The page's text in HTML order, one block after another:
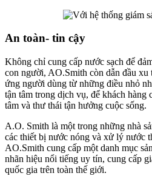
An toàn- tin cậy
Không chỉ cung cấp nước sạch để
con người, AO.Smith còn dẫn đầu xu
ứng người dùng từ những điều nhỏ
tận tâm trong dịch vụ, để khách hàng
tâm và thư thái tận hưởng cuộc sống.
A.O. Smith là một trong những nhà
các thiết bị nước nóng và xử lý nước
AO.Smith cung cấp một danh mục
nhãn hiệu nổi tiếng uy tín, cung cấp
quốc gia trên toàn thế giới.